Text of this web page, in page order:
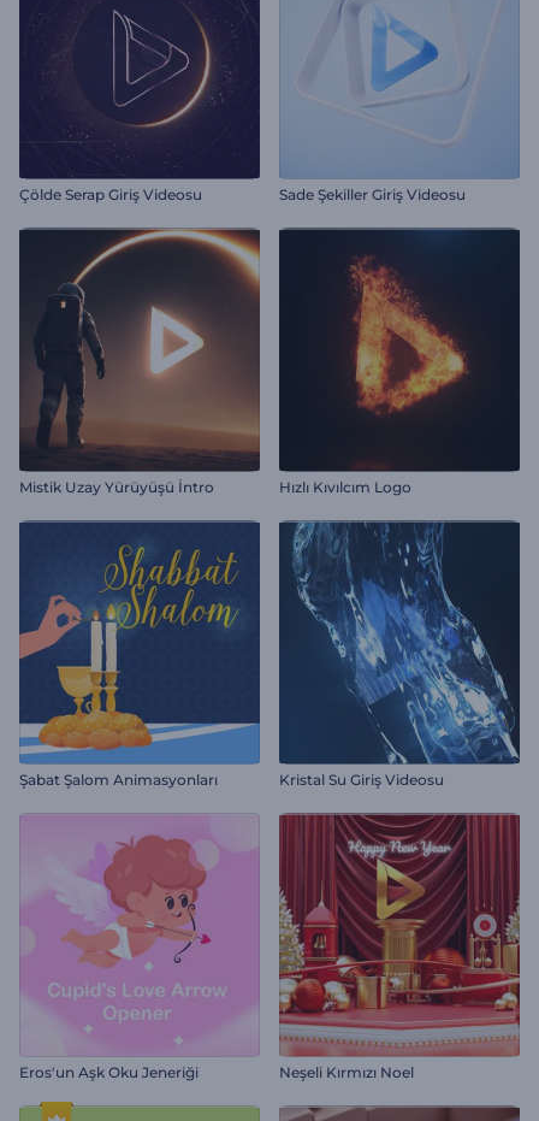
Çölde Serap Giriş Videosu Sade Şekiller Giriş Videosu
Mistik Uzay Yürüyüşü İntro Hızlı Kıvılcım Logo
Şabat Şalom Animasyonları Kristal Su Giriş Videosu
Eros'un Aşk Oku Jeneriği Neşeli Kırmızı Noel